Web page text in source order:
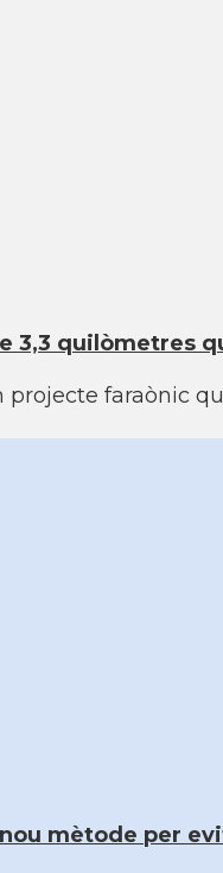
3,3 quilòmetres
faraònic
mètode per